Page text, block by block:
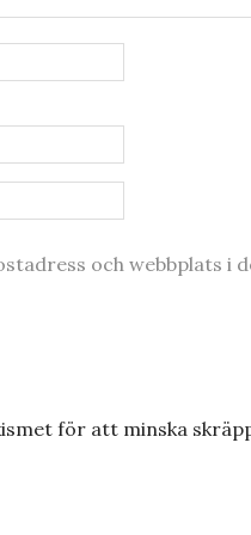
och webbplats i
för att minska